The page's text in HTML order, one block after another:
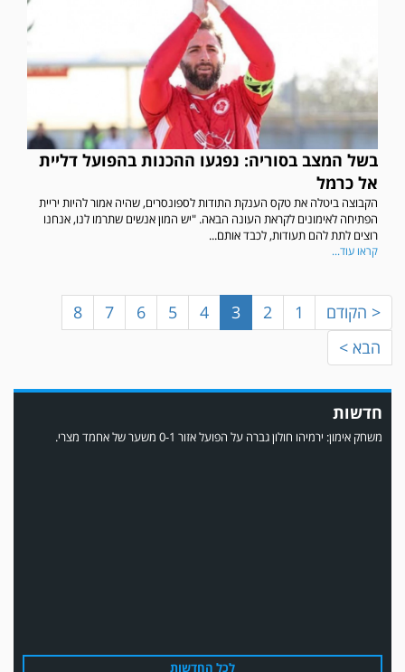
בשל המצב בסוריה: נפגעו ההכנות בהפועל דליית
אל כרמל
הקבוצה ביטלה את טקס הענקת התודות לספונסרים, שהיה אמור להיות יריית
הפתיחה לאימונים לקראת העונה הבאה. "יש המון אנשים שתרמו לנו, אנחנו
רוצים לתת להם תעודות, לכבד אותם...
קראו עוד...
< הקודם 1
2
3
4
5
6
7
8
הבא >
חדשות
במשחק אימון שהתקיים הבוקר יום ה' ניצחה קרית מלאכי את עירוני אשדוד 5-0.
משחק אימון: ירמיהו חולון גברה על הפועל אזור 0-1 משער של אחמד מצרי.
משחק אימון: הפועל אזור והפועל מרמורק סיימו בתוצאה 0-0 .
לכל החדשות